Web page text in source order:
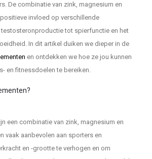
De combinatie van zink, magnesium en
invloed op verschillende
testosteronproductie tot spierfunctie en het
In dit artikel duiken we dieper in de
en ontdekken we hoe ze jou kunnen
en fitnessdoelen te bereiken.
een combinatie van zink, magnesium en
vaak aanbevolen aan sporters en
en -grootte te verhogen en om